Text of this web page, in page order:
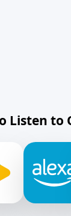
Listen to